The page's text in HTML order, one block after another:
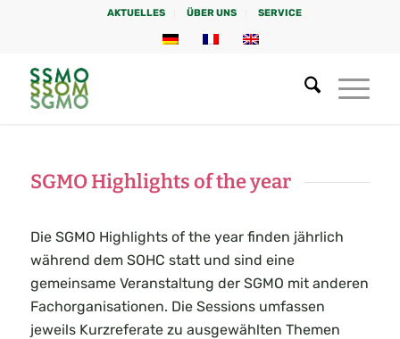
AKTUELLES ÜBER UNS SERVICE
SGMO Highlights of the year
Die SGMO Highlights of the year finden jährlich
während dem SOHC statt und sind eine
gemeinsame Veranstaltung der SGMO mit anderen
Fachorganisationen. Die Sessions umfassen
jeweils Kurzreferate zu ausgewählten Themen